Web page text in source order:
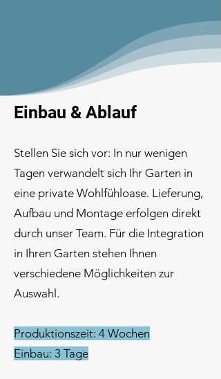
Einbau & Ablauf
Stellen Sie sich vor: In nur wenigen
Tagen verwandelt sich Ihr Garten in
eine private Wohlfühloase. Lieferung,
Aufbau und Montage erfolgen direkt
durch unser Team. Für die Integration
in Ihren Garten stehen Ihnen
verschiedene Möglichkeiten zur
Auswahl.
Produktionszeit: 4 Wochen
Einbau: 3 Tage